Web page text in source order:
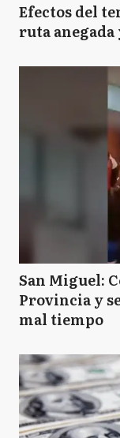
Efectos del
ruta
San Miguel:
Provincia y
mal tiempo